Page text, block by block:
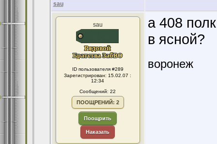
sau
sau
ID пользователя #289
Зарегистрирован: 15.02.07 :
12:34
Сообщений: 22
ПООЩРЕНИЙ: 2
Поощрить
Наказать
а 408
в ясной?
воронеж